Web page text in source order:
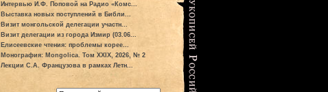
Интервью И.Ф. Поповой на Радио «Комс...
Выставка новых поступлений в Библи...
Визит монгольской делегации участн...
Визит делегации из города Измир (03.06...
Елисеевские чтения: проблемы корее...
Монография: Mongolica. Том XXIX, 2026, № 2
Лекции С.А. Французова в рамках Летн...